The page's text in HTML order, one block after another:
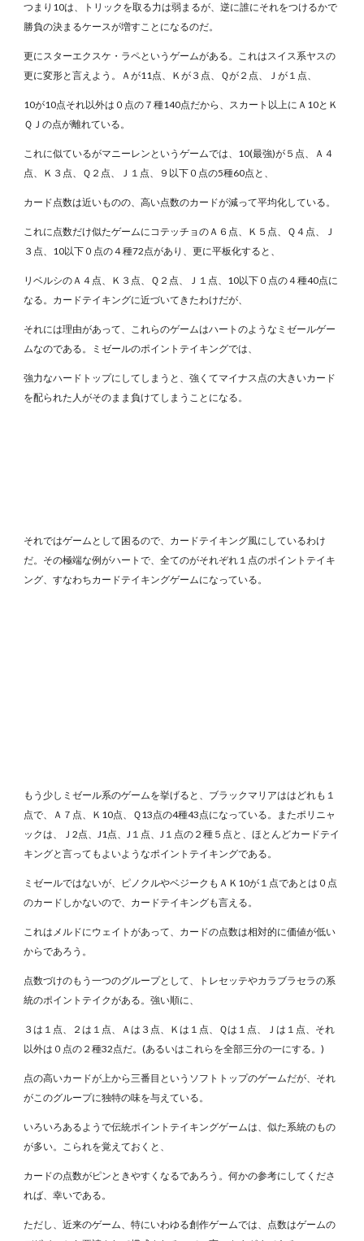
つまり10は、トリックを取る力は弱まるが、逆に誰にそれをつけるかで
勝負の決まるケースが増すことになるのだ。
更にスターエクスケ・ラペというゲームがある。これはスイス系ヤスの
更に変形と言えよう。Ａが11点、Ｋが３点、Ｑが２点、Ｊが１点、
10が10点それ以外は０点の７種140点だから、スカート以上にＡ10とＫ
ＱＪの点が離れている。
これに似ているがマニーレンというゲームでは、10(最強)が５点、Ａ４
点、Ｋ３点、Ｑ２点、Ｊ１点、９以下０点の5種60点と、
カード点数は近いものの、高い点数のカードが減って平均化している。
これに点数だけ似たゲームにコテッチョのＡ６点、Ｋ５点、Ｑ４点、Ｊ
３点、10以下０点の４種72点があり、更に平板化すると、
リベルシのＡ４点、Ｋ３点、Ｑ２点、Ｊ１点、10以下０点の４種40点に
なる。カードテイキングに近づいてきたわけだが、
それには理由があって、これらのゲームはハートのようなミゼールゲー
ムなのである。ミゼールのポイントテイキングでは、
強力なハードトップにしてしまうと、強くてマイナス点の大きいカード
を配られた人がそのまま負けてしまうことになる。
それではゲームとして困るので、カードテイキング風にしているわけ
だ。その極端な例がハートで、全てのがそれぞれ１点のポイントテイキ
ング、すなわちカードテイキングゲームになっている。
もう少しミゼール系のゲームを挙げると、ブラックマリアははどれも１
点で、Ａ７点、Ｋ10点、Ｑ13点の4種43点になっている。またポリニャ
ックは、Ｊ2点、J1点、J１点、J１点の２種５点と、ほとんどカードテイ
キングと言ってもよいようなポイントテイキングである。
ミゼールではないが、ピノクルやベジークもＡＫ10が１点であとは０点
のカードしかないので、カードテイキングも言える。
これはメルドにウェイトがあって、カードの点数は相対的に価値が低い
からであろう。
点数づけのもう一つのグループとして、トレセッテやカラブラセラの系
統のポイントテイクがある。強い順に、
３は１点、２は１点、Ａは３点、Ｋは１点、Ｑは１点、Ｊは１点、それ
以外は０点の２種32点だ。(あるいはこれらを全部三分の一にする。)
点の高いカードが上から三番目というソフトトップのゲームだが、それ
がこのグループに独特の味を与えている。
いろいろあるようで伝統ポイントテイキングゲームは、似た系統のもの
が多い。こられを覚えておくと、
カードの点数がピンときやすくなるであろう。何かの参考にしてくださ
れば、幸いである。
ただし、近来のゲーム、特にいわゆる創作ゲームでは、点数はゲームの